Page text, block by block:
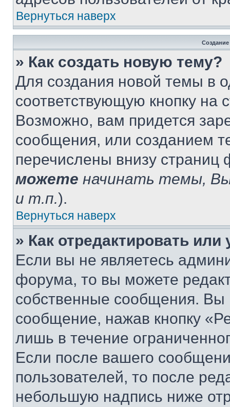
Вернуться наверх
» Как создать новую тему?
Для создания новой темы в
соответствующую кнопку
Возможно, вам придется
сообщения, или созданием
перечислены внизу
можете начинать темы,
и т.п.).
Вернуться наверх
» Как отредактировать
Если вы не являетесь
форума, то вы можете
собственные сообщения. Вы
сообщение, нажав кнопку
лишь в течение
Если после вашего
пользователей, то после
небольшую надпись ниже